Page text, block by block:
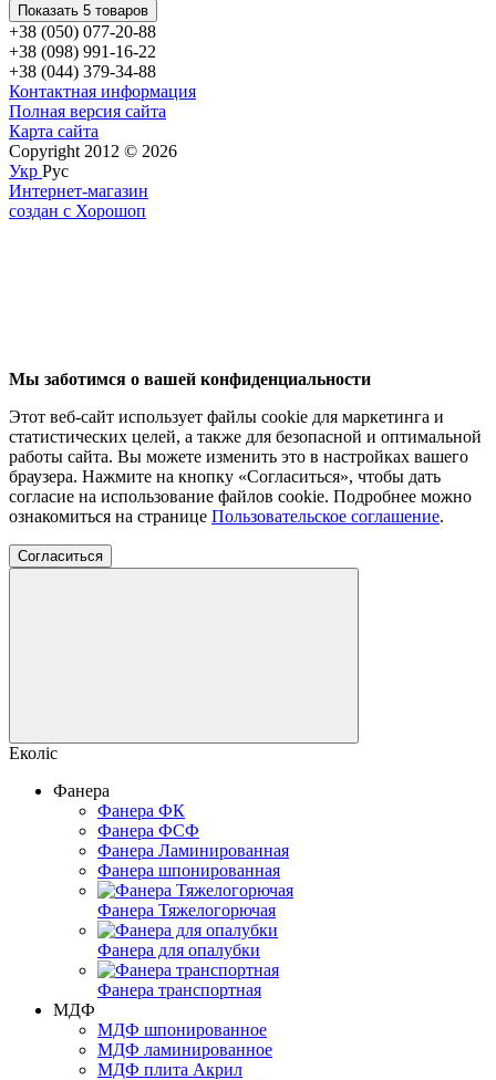
Показать 5 товаров
+38 (050) 077-20-88
+38 (098) 991-16-22
+38 (044) 379-34-88
Контактная информация
Полная версия сайта
Карта сайта
Copyright 2012 © 2026
Укр Рус
Интернет-магазин
создан с Хорошоп
Мы заботимся о вашей конфиденциальности
Этот веб-сайт использует файлы cookie для маркетинга и
статистических целей, а также для безопасной и оптимальной
работы сайта. Вы можете изменить это в настройках вашего
браузера. Нажмите на кнопку «Согласиться», чтобы дать
согласие на использование файлов cookie. Подробнее можно
ознакомиться на странице Пользовательское соглашение.
Согласиться
Еколіс
Фанера
Фанера ФК
Фанера ФСФ
Фанера Ламинированная
Фанера шпонированная
Фанера Тяжелогорючая
Фанера для опалубки
Фанера транспортная
МДФ
МДФ шпонированное
МДФ ламинированное
МДФ плита Акрил